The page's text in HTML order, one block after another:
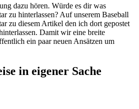
dazu hören. Würde es dir was
zu hinterlassen? Auf unserem Baseball
zu diesem Artikel den ich dort gepostet
Damit wir eine breite
ein paar neuen Ansätzen um
in eigener Sache